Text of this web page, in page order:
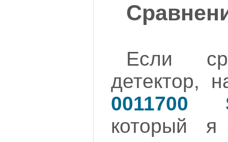
Если
детектор,
0011700
который я